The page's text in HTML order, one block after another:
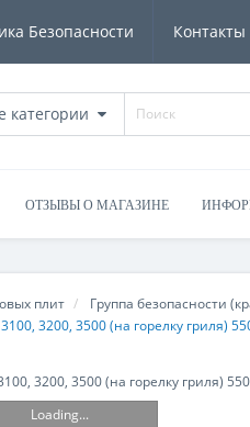
Безопасности Контакты
категории
ОТЗЫВЫ О МАГАЗИНЕ
плит
Группа безопасности
3200, 3500 (на горелку гриля)
Loading...